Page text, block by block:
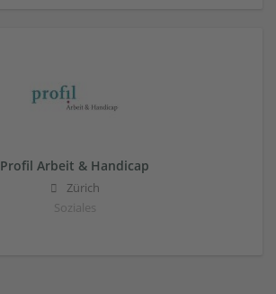
Profil Arbeit & Handicap
Zürich
Soziales